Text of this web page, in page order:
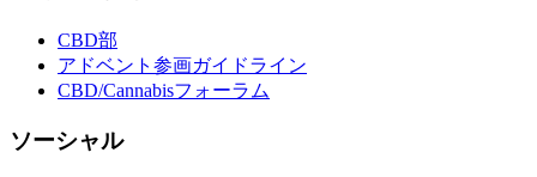
CBD部
アドベント参画ガイドライン
CBD/Cannabisフォーラム
ソーシャル